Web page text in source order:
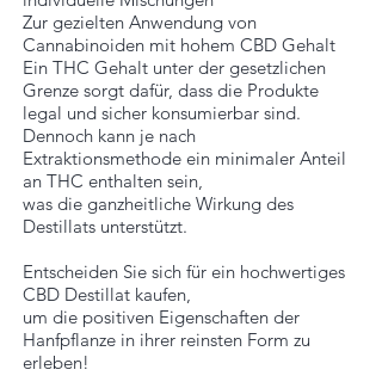
Zur gezielten Anwendung von
Cannabinoiden mit hohem CBD Gehalt
Ein THC Gehalt unter der gesetzlichen
Grenze sorgt dafür, dass die Produkte
legal und sicher konsumierbar sind.
Dennoch kann je nach
Extraktionsmethode ein minimaler Anteil
an THC enthalten sein,
was die ganzheitliche Wirkung des
Destillats unterstützt.
Entscheiden Sie sich für ein hochwertiges
CBD Destillat kaufen,
um die positiven Eigenschaften der
Hanfpflanze in ihrer reinsten Form zu
erleben!